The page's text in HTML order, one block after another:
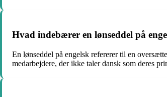
Hvad indebærer en lønseddel på
En lønseddel på engelsk refererer til en
medarbejdere, der ikke taler dansk som deres